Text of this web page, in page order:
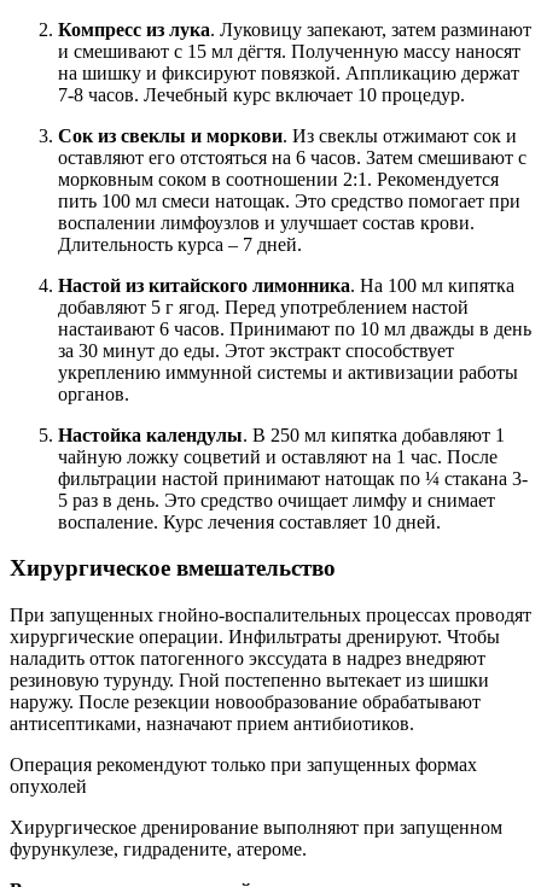
Компресс из лука. Луковицу запекают, затем разминают
и смешивают с 15 мл дёгтя. Полученную массу наносят
на шишку и фиксируют повязкой. Аппликацию держат
7-8 часов. Лечебный курс включает 10 процедур.
Сок из свеклы и моркови. Из свеклы отжимают сок и
оставляют его отстояться на 6 часов. Затем смешивают с
морковным соком в соотношении 2:1. Рекомендуется
пить 100 мл смеси натощак. Это средство помогает при
воспалении лимфоузлов и улучшает состав крови.
Длительность курса – 7 дней.
Настой из китайского лимонника. На 100 мл кипятка
добавляют 5 г ягод. Перед употреблением настой
настаивают 6 часов. Принимают по 10 мл дважды в день
за 30 минут до еды. Этот экстракт способствует
укреплению иммунной системы и активизации работы
органов.
Настойка календулы. В 250 мл кипятка добавляют 1
чайную ложку соцветий и оставляют на 1 час. После
фильтрации настой принимают натощак по ¼ стакана 3-
5 раз в день. Это средство очищает лимфу и снимает
воспаление. Курс лечения составляет 10 дней.
Хирургическое вмешательство
При запущенных гнойно-воспалительных процессах проводят
хирургические операции. Инфильтраты дренируют. Чтобы
наладить отток патогенного экссудата в надрез внедряют
резиновую турунду. Гной постепенно вытекает из шишки
наружу. После резекции новообразование обрабатывают
антисептиками, назначают прием антибиотиков.
Операция рекомендуют только при запущенных формах
опухолей
Хирургическое дренирование выполняют при запущенном
фурункулезе, гидрадените, атероме.